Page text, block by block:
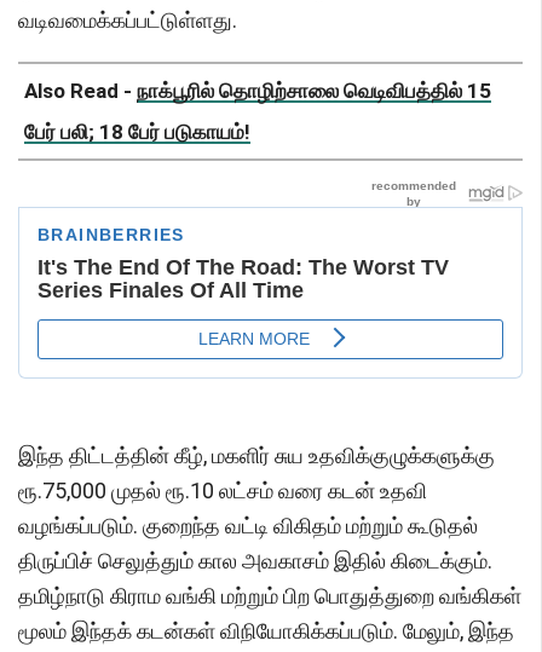
வடிவமைக்கப்பட்டுள்ளது.
Also Read - நாக்பூரில் தொழிற்சாலை வெடிவிபத்தில் 15
பேர் பலி; 18 பேர் படுகாயம்!
இந்த திட்டத்தின் கீழ், மகளிர் சுய உதவிக்குழுக்களுக்கு
ரூ.75,000 முதல் ரூ.10 லட்சம் வரை கடன் உதவி
வழங்கப்படும். குறைந்த வட்டி விகிதம் மற்றும் கூடுதல்
திருப்பிச் செலுத்தும் கால அவகாசம் இதில் கிடைக்கும்.
தமிழ்நாடு கிராம வங்கி மற்றும் பிற பொதுத்துறை வங்கிகள்
மூலம் இந்தக் கடன்கள் விநியோகிக்கப்படும். மேலும், இந்த